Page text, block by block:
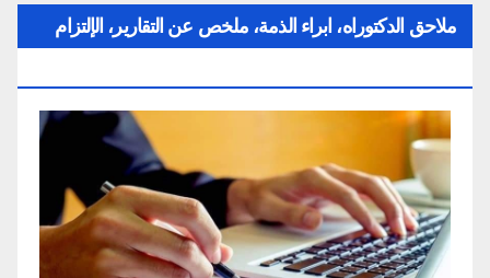
ملاحق الدكتوراه، ابراء الذمة، ملخص عن التقارير، الإلتزام